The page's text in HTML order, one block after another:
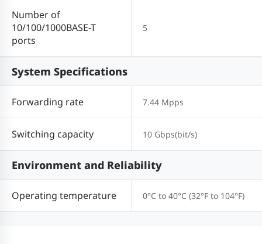
Number of
10/100/1000BASE-T
ports
5
System Specifications
Forwarding rate 7.44 Mpps
Switching capacity 10 Gbps(bit/s)
Environment and Reliability
Operating temperature 0°C to 40°C (32°F to 104°F)